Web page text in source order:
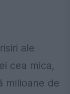
ale
cea mica,
milioane de